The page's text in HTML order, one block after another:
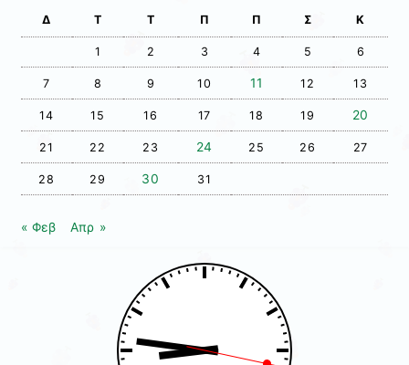
Δ Τ Τ Π Π Σ Κ
1 2 3 4 5 6
7 8 9 10 11 12 13
14 15 16 17 18 19 20
21 22 23 24 25 26 27
28 29 30 31
« Φεβ Απρ »